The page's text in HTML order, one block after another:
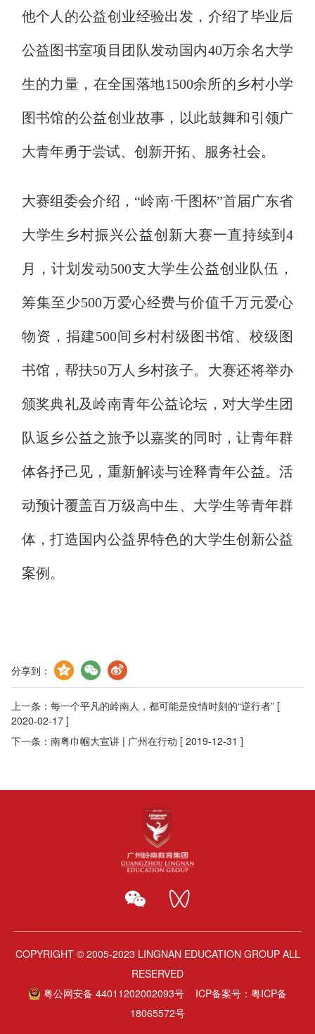
他个人的公益创业经验出发，介绍了毕业后
公益图书室项目团队发动国内40万余名大学
生的力量，在全国落地1500余所的乡村小学
图书馆的公益创业故事，以此鼓舞和引领广
大青年勇于尝试、创新开拓、服务社会。
大赛组委会介绍，“岭南·千图杯”首届广东省
大学生乡村振兴公益创新大赛一直持续到4
月，计划发动500支大学生公益创业队伍，
筹集至少500万爱心经费与价值千万元爱心
物资，捐建500间乡村村级图书馆、校级图
书馆，帮扶50万人乡村孩子。大赛还将举办
颁奖典礼及岭南青年公益论坛，对大学生团
队返乡公益之旅予以嘉奖的同时，让青年群
体各抒己见，重新解读与诠释青年公益。活
动预计覆盖百万级高中生、大学生等青年群
体，打造国内公益界特色的大学生创新公益
案例。
分享到：
上一条： 每一个平凡的岭南人，都可能是疫情时刻的“逆行者” [
2020-02-17 ]
下一条： 南粤巾帼大宣讲 | 广州在行动 [ 2019-12-31 ]
COPYRIGHT © 2005-2023 LINGNAN EDUCATION GROUP ALL
RESERVED
粤公网安备 44011202002093号 ICP备案号： 粤ICP备
18065572号